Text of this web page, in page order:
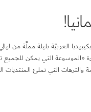
العربيَّة بليلة مملَّة
«الموسوعة التي يمكن
والترهات التي تملئ المنتديات